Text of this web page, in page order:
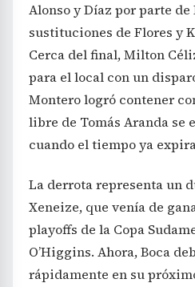
Alonso y Díaz por parte de
sustituciones de Flores y
Cerca del final, Milton
para el local con un
Montero logró contener
libre de Tomás Aranda se
cuando el tiempo ya
La derrota representa un
Xeneize, que venía de
playoffs de la Copa
O’Higgins. Ahora, Boca
rápidamente en su